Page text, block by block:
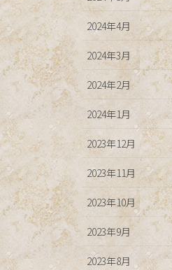
2024年4月
2024年3月
2024年2月
2024年1月
2023年12月
2023年11月
2023年10月
2023年9月
2023年8月